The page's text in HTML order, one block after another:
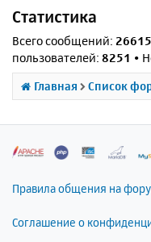
Статистика
Всего сообщений: 26615
пользователей: 8251 •
Главная Список
Правила общения на
Соглашение о